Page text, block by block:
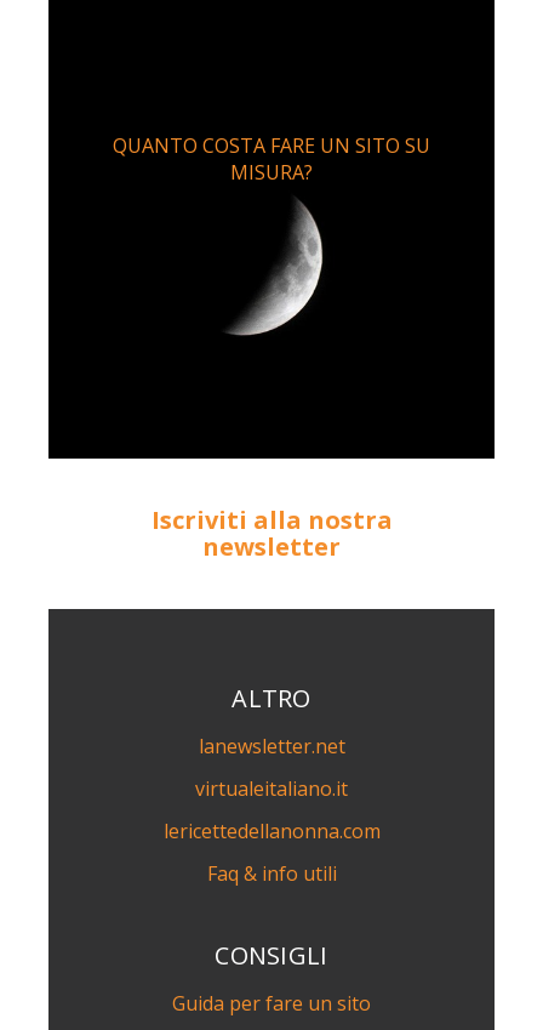
QUANTO COSTA FARE UN SITO SU
MISURA?
Iscriviti alla nostra
newsletter
ALTRO
lanewsletter.net
virtualeitaliano.it
lericettedellanonna.com
Faq & info utili
CONSIGLI
Guida per fare un sito